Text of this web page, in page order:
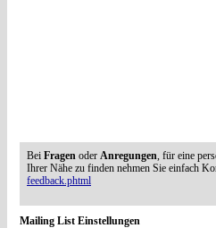
Mailing List Einstellungen
Bei Fragen oder Anregungen, für eine
Ihrer Nähe zu finden nehmen Sie einfach
feedback.phtml